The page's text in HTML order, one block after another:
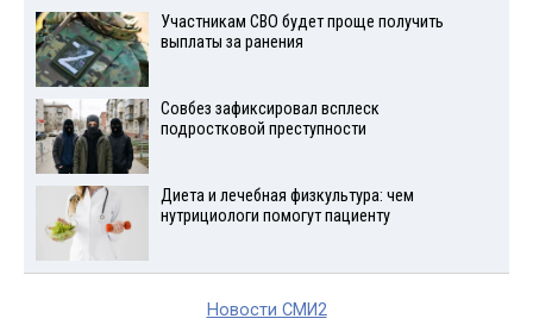
Участникам СВО будет проще получить
выплаты за ранения
Совбез зафиксировал всплеск
подростковой преступности
Диета и лечебная физкультура: чем
нутрициологи помогут пациенту
Новости СМИ2